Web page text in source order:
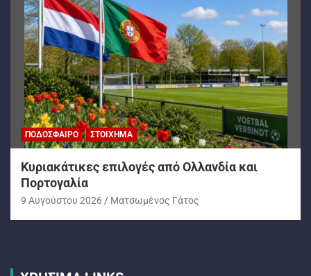
ΠΟΔΌΣΦΑΙΡΟ ΣΤΟΊΧΗΜΑ
Kυριακάτικες επιλογές από Ολλανδία και
Πορτογαλία
9 Αυγούστου 2026 Ματσωμένος Γάτος